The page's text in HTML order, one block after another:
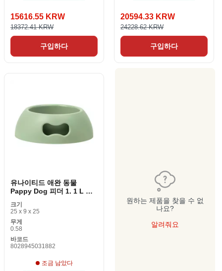
15616.55 KRW
18372.41 KRW
구입하다
20594.33 KRW
24228.62 KRW
구입하다
유나이티드 애완 동물
Pappy Dog 피더 1. 1 L 그
크기
25 x 9 x 25
무게
0.58
바코드
8028945031882
조금 남았다
원하는 제품을 찾을 수 없
나요?
알려줘요